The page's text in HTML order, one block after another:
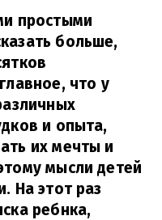
простыми
больше,
что у
и опыта,
их мечты и
мысли детей
На этот раз
ребнка,